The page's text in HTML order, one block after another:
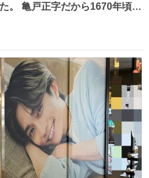
。 亀戸正字だから1670年頃に